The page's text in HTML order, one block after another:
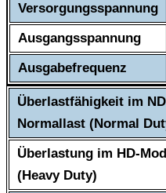
Versorgungsspannung
Ausgangsspannung
Ausgabefrequenz
Überlastfähigkeit im
Normallast (Normal
Überlastung im HD-
(Heavy Duty)